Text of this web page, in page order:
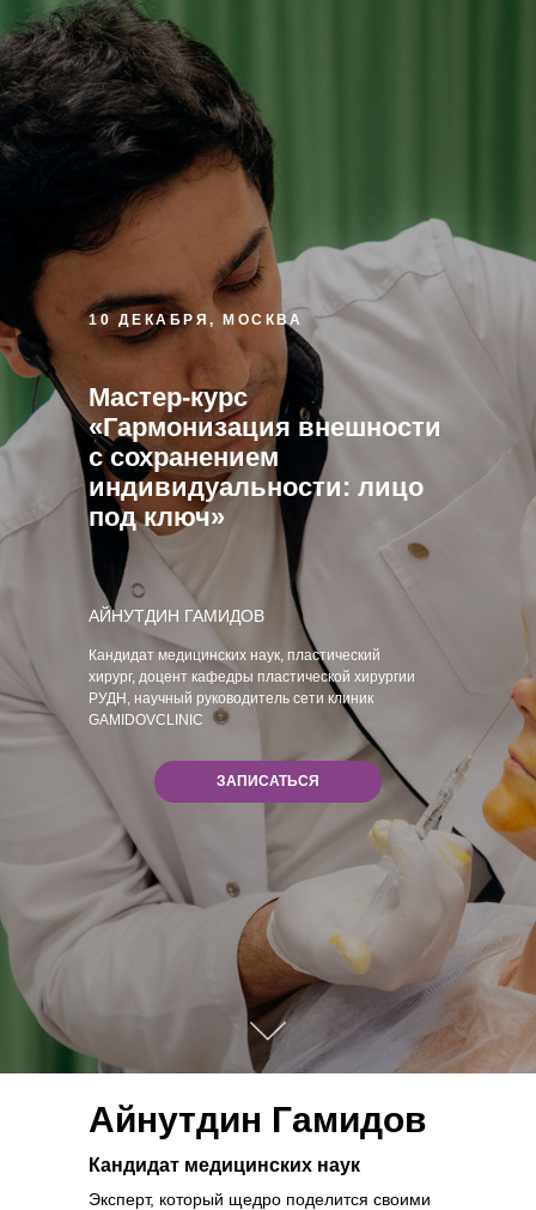
АЙНУТДИН ГАМИДОВ
10 ДЕКАБРЯ, МОСКВА
ЗАПИСАТЬСЯ
Мастер-курс
«Гармонизация внешности
с сохранением
индивидуальности: лицо
под ключ»
Кандидат медицинских наук, пластический
хирург, доцент кафедры пластической хирургии
РУДН, научный руководитель сети клиник
GAMIDOVCLINIC
Айнутдин Гамидов
Эксперт, который щедро поделится своими
Кандидат медицинских наук